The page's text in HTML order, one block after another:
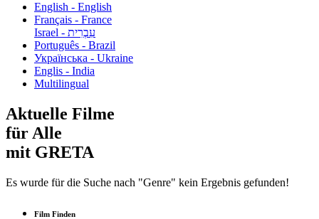
English - English
Français - France
עִבְרִית - Israel
Português - Brazil
Українська - Ukraine
Englis - India
Multilingual
Aktuelle Filme
für Alle
mit GRETA
Es wurde für die Suche nach "Genre" kein Ergebnis gefunden!
Film Finden